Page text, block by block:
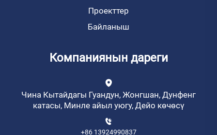
Проекттер
Байланыш
Компаниянын дареги
Чина Кытайдагы Гуандун, Жонгшан, Дунфенг
катасы, Минле айыл уюгу, Дейо көчөсү
+86 13924990837